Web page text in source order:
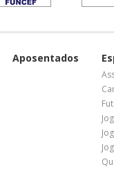
Aposentados